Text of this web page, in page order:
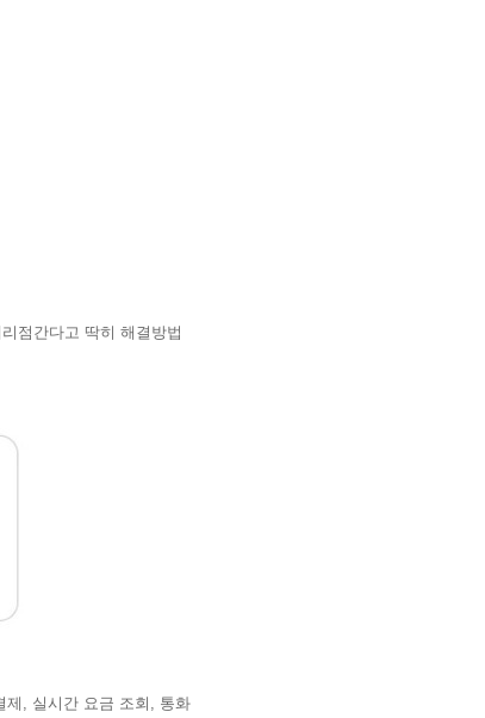
점간다고 딱히 해결방법
제, 실시간 요금 조회, 통화